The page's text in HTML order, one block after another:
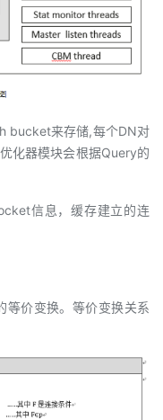
bucket来存储,每个DN对
化器模块会根据Query的
信息，缓存建立的连
等价变换。等价变换关系